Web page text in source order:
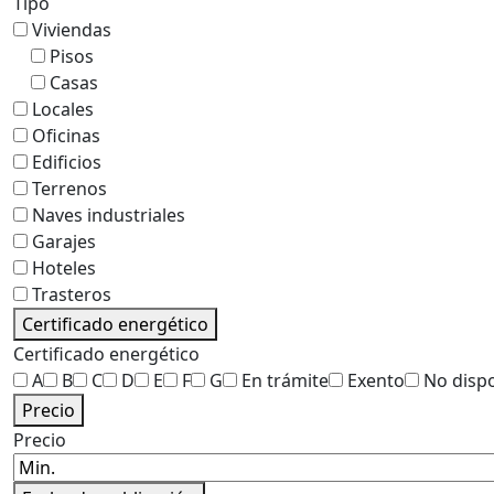
Viviendas
Pisos
Casas
Locales
Oficinas
Edificios
Terrenos
Naves industriales
Garajes
Hoteles
Trasteros
Certificado energético
Certificado energético
A
B C D E F G En trámite Exento
No
Precio
Precio